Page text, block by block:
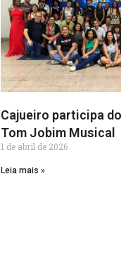
Cajueiro participa
Tom Jobim Musical
1 de abril de 2026
Leia mais »